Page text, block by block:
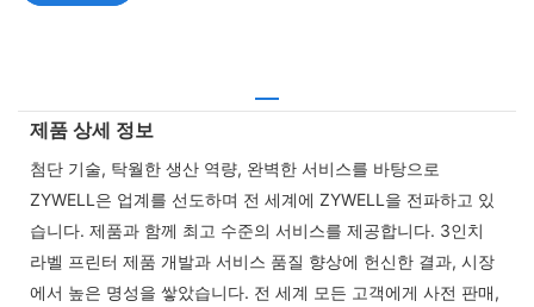
제품 상세 정보
첨단 기술, 탁월한 생산 역량, 완벽한 서비스를 바탕으로
ZYWELL은 업계를 선도하며 전 세계에 ZYWELL을 전파하고 있
습니다. 제품과 함께 최고 수준의 서비스를 제공합니다. 3인치
라벨 프린터 제품 개발과 서비스 품질 향상에 헌신한 결과, 시장
에서 높은 명성을 쌓았습니다. 전 세계 모든 고객에게 사전 판매,